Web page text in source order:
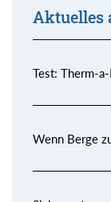
Aktuelles
Test: Therm-
Wenn Berge